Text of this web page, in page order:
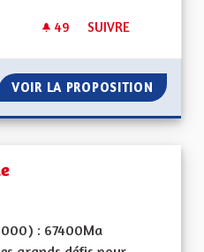
49 49 ABONNÉS
SUIVRE
VOIR LA PROPOSITION
000) : 67400Ma